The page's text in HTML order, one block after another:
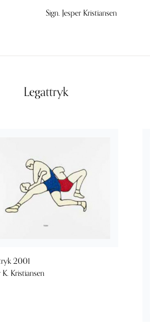
Sign. Jesper Kristiansen
Legattryk
2001
K. Kristiansen